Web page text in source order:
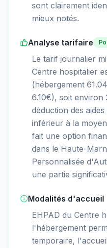
sont clairement
mieux notés.
Analyse tarifaire
Le tarif journalier
Centre hospitalier
(hébergement
6.10€), soit
déduction des
inférieur à la
fait une option
dans le Haute-
Personnalisée
une partie
Modalités d'accueil
EHPAD du Centre
l'hébergement
temporaire,